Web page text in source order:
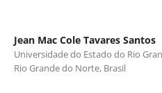
Jean Mac Cole Tavares Santos
Universidade do Estado do Rio
Rio Grande do Norte, Brasil